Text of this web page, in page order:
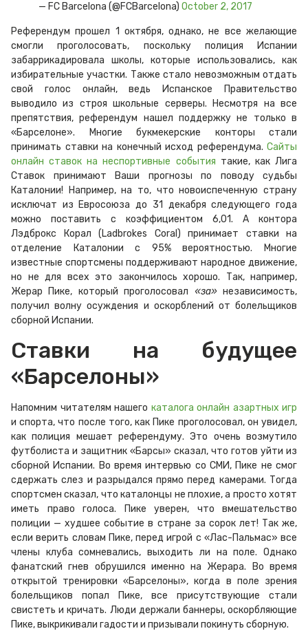
— FC Barcelona (@FCBarcelona) October 2, 2017
Референдум прошел 1 октября, однако, не все желающие
смогли проголосовать, поскольку полиция Испании
забаррикадировала школы, которые использовались, как
избирательные участки. Также стало невозможным отдать
свой голос онлайн, ведь Испанское Правительство
выводило из строя школьные серверы. Несмотря на все
препятствия, референдум нашел поддержку не только в
«Барселоне». Многие букмекерские конторы стали
принимать ставки на конечный исход референдума. Сайты
онлайн ставок на неспортивные события такие, как Лига
Ставок принимают Ваши прогнозы по поводу судьбы
Каталонии! Например, на то, что новоиспеченную страну
исключат из Евросоюза до 31 декабря следующего года
можно поставить с коэффициентом 6,01. А контора
Лэдброкс Корал (Ladbrokes Coral) принимает ставки на
отделение Каталонии с 95% вероятностью. Многие
известные спортсмены поддерживают народное движение,
но не для всех это закончилось хорошо. Так, например,
Жерар Пике, который проголосовал «за»независимость,
получил волну осуждения и оскорблений от болельщиков
сборной Испании.
Ставки на будущее
«Барселоны»
Напомним читателям нашего каталога онлайн азартных игр
и спорта, что после того, как Пике проголосовал, он увидел,
как полиция мешает референдуму. Это очень возмутило
футболиста и защитник «Барсы» сказал, что готов уйти из
сборной Испании. Во время интервью со СМИ, Пике не смог
сдержать слез и разрыдался прямо перед камерами. Тогда
спортсмен сказал, что каталонцы не плохие, а просто хотят
иметь право голоса. Пике уверен, что вмешательство
полиции — худшее событие в стране за сорок лет! Так же,
если верить словам Пике, перед игрой с «Лас-Пальмас» все
члены клуба сомневались, выходить ли на поле. Однако
фанатский гнев обрушился именно на Жерара. Во время
открытой тренировки «Барселоны», когда в поле зрения
болельщиков попал Пике, все присутствующие стали
свистеть и кричать. Люди держали баннеры, оскорбляющие
Пике, выкрикивали гадости и призывали покинуть сборную.